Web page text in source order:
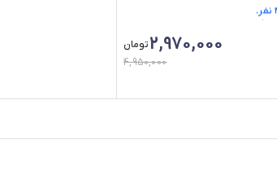
2,970,000تومان
4,950,000